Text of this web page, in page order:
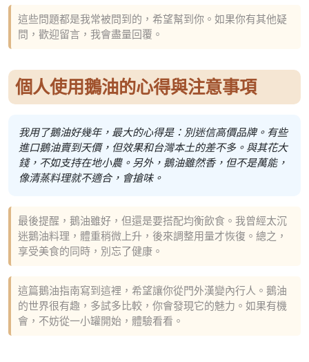
這些問題都是我常被問到的，希望幫到你。如果你有其他疑
問，歡迎留言，我會盡量回覆。
個人使用鵝油的心得與注意事項
我用了鵝油好幾年，最大的心得是：別迷信高價品牌。有些
進口鵝油賣到天價，但效果和台灣本土的差不多。與其花大
錢，不如支持在地小農。另外，鵝油雖然香，但不是萬能，
像清蒸料理就不適合，會搶味。
最後提醒，鵝油雖好，但還是要搭配均衡飲食。我曾經太沉
迷鵝油料理，體重稍微上升，後來調整用量才恢復。總之，
享受美食的同時，別忘了健康。
這篇鵝油指南寫到這裡，希望讓你從門外漢變內行人。鵝油
的世界很有趣，多試多比較，你會發現它的魅力。如果有機
會，不妨從一小罐開始，體驗看看。